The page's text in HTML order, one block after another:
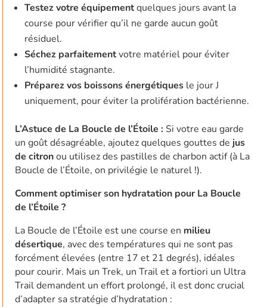
Testez votre équipementquelques jours avant la
course pour vérifier qu’il ne garde aucun goût
résiduel.
Séchez parfaitementvotre matériel pour éviter
l’humidité stagnante.
Préparez vos boissons énergétiques le jour J
uniquement, pour éviter la prolifération bactérienne.
L’Astuce de La Boucle de l’Étoile : Si votre eau garde
un goût désagréable, ajoutez quelques gouttes de jus
de citronou utilisez des pastilles de charbon actif (à La
Boucle de l’Étoile, on privilégie le naturel !).
Comment optimiser son hydratation pour La Boucle
de l’Étoile ?
La Boucle de l’Étoile est une course en milieu
désertique, avec des températures qui ne sont pas
forcément élevées (entre 17 et 21 degrés), idéales
pour courir. Mais un Trek, un Trail et a fortiori un Ultra
Trail demandent un effort prolongé, il est donc crucial
d’adapter sa stratégie d’hydratation :